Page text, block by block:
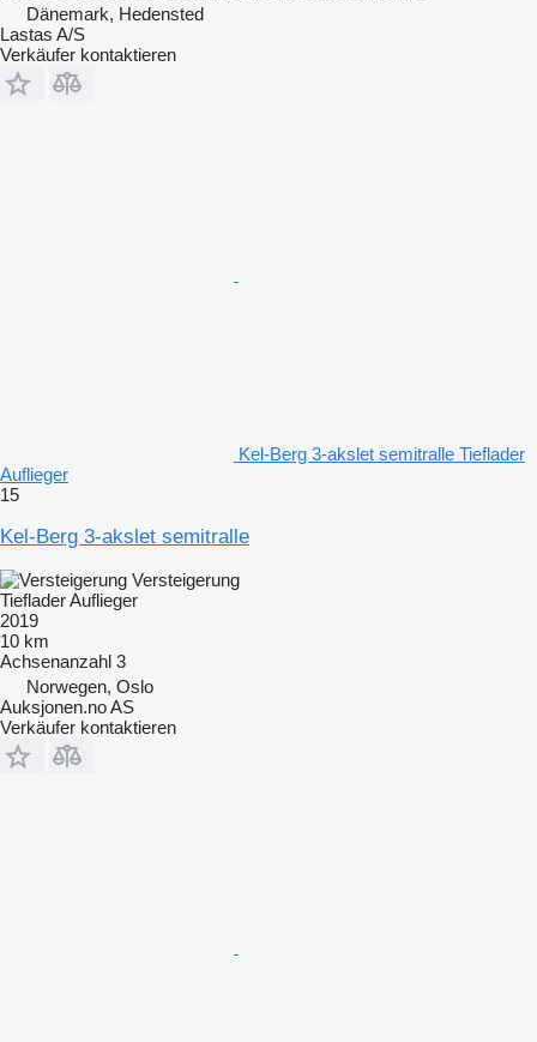
Dänemark, Hedensted
Lastas A/S
Verkäufer kontaktieren
Kel-Berg 3-akslet semitralle Tieflader
Auflieger
15
Kel-Berg 3-akslet semitralle
Versteigerung
Tieflader Auflieger
2019
10 km
Achsenanzahl 3
Norwegen, Oslo
Auksjonen.no AS
Verkäufer kontaktieren